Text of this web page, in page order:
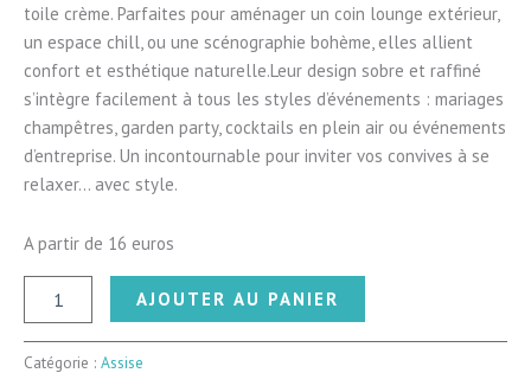
toile crème. Parfaites pour aménager un coin lounge extérieur,
un espace chill, ou une scénographie bohème, elles allient
confort et esthétique naturelle.Leur design sobre et raffiné
s’intègre facilement à tous les styles d’événements : mariages
champêtres, garden party, cocktails en plein air ou événements
d’entreprise. Un incontournable pour inviter vos convives à se
relaxer… avec style.
A partir de 16 euros
AJOUTER AU PANIER
Catégorie : Assise